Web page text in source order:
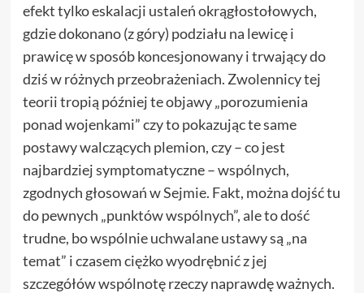
efekt tylko eskalacji ustaleń okrągłostołowych,
gdzie dokonano (z góry) podziału na lewicę i
prawicę w sposób koncesjonowany i trwający do
dziś w różnych przeobrażeniach. Zwolennicy tej
teorii tropią później te objawy „porozumienia
ponad wojenkami” czy to pokazując te same
postawy walczących plemion, czy – co jest
najbardziej symptomatyczne – wspólnych,
zgodnych głosowań w Sejmie. Fakt, można dojść tu
do pewnych „punktów wspólnych”, ale to dość
trudne, bo wspólnie uchwalane ustawy są „na
temat” i czasem ciężko wyodrębnić z jej
szczegółów wspólnotę rzeczy naprawdę ważnych.